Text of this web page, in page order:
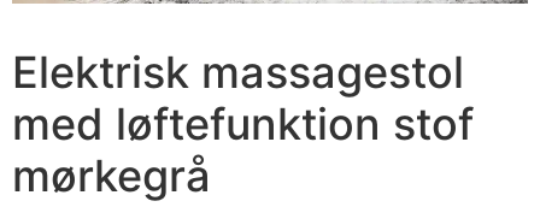
Elektrisk massagestol
med løftefunktion stof
mørkegrå